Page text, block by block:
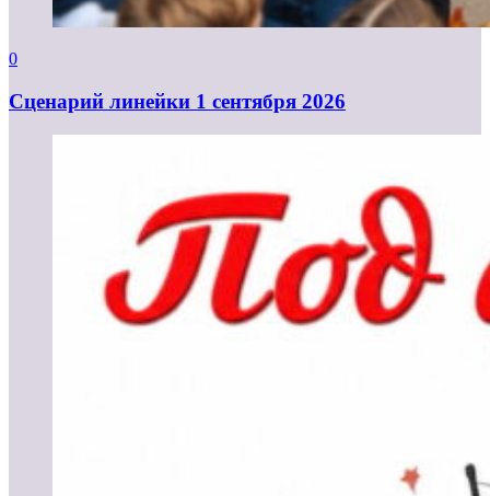
0
Cценарий линейки 1 сентября 2026